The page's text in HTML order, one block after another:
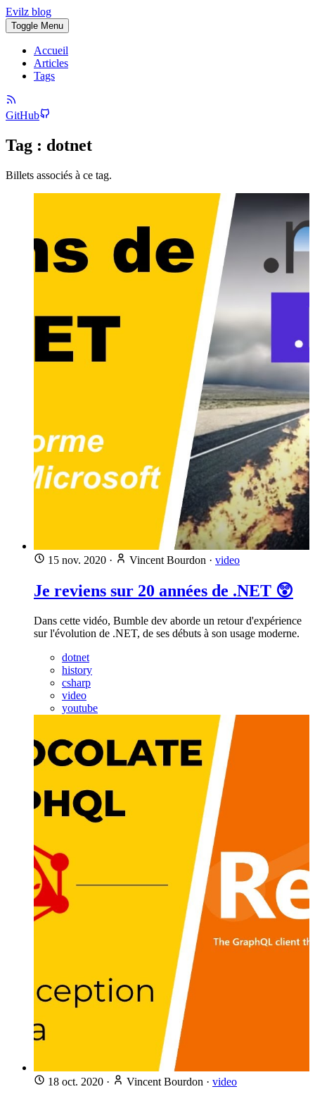
Evilz blog
Toggle Menu
Accueil
Articles
Tags
GitHub
Tag : dotnet
Billets associés à ce tag.
15 nov. 2020 · Vincent Bourdon · video
Je reviens sur 20 années de .NET 😲
Dans cette vidéo, Bumble dev aborde un retour d'expérience
sur l'évolution de .NET, de ses débuts à son usage moderne.
dotnet
history
csharp
video
youtube
18 oct. 2020 · Vincent Bourdon · video